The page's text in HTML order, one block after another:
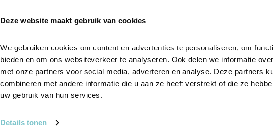
Deze website maakt gebruik van cookies
We gebruiken cookies om content en advertenties te personaliseren, om
bieden en om ons websiteverkeer te analyseren. Ook delen we informatie
met onze partners voor social media, adverteren en analyse. Deze partners
combineren met andere informatie die u aan ze heeft verstrekt of die ze
uw gebruik van hun services.
Details tonen